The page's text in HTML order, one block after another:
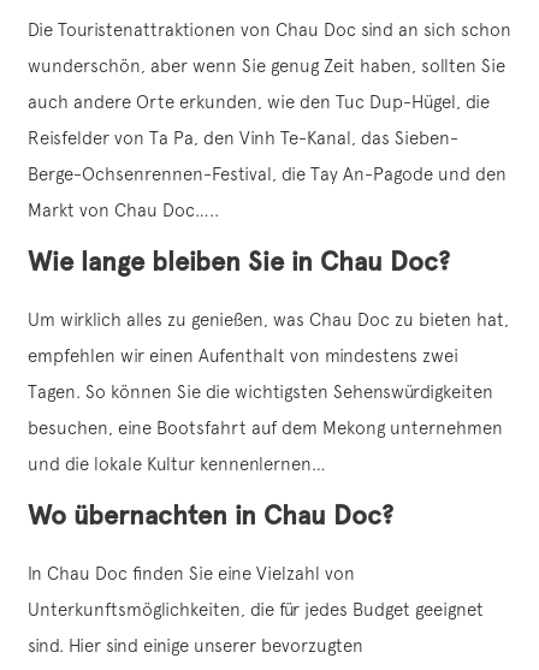
Die Touristenattraktionen von Chau Doc sind an sich schon
wunderschön, aber wenn Sie genug Zeit haben, sollten Sie
auch andere Orte erkunden, wie den Tuc Dup-Hügel, die
Reisfelder von Ta Pa, den Vinh Te-Kanal, das Sieben-
Berge-Ochsenrennen-Festival, die Tay An-Pagode und den
Markt von Chau Doc…..
Wie lange bleiben Sie in Chau Doc?
Um wirklich alles zu genießen, was Chau Doc zu bieten hat,
empfehlen wir einen Aufenthalt von mindestens zwei
Tagen. So können Sie die wichtigsten Sehenswürdigkeiten
besuchen, eine Bootsfahrt auf dem Mekong unternehmen
und die lokale Kultur kennenlernen…
Wo übernachten in Chau Doc?
In Chau Doc finden Sie eine Vielzahl von
Unterkunftsmöglichkeiten, die für jedes Budget geeignet
sind. Hier sind einige unserer bevorzugten